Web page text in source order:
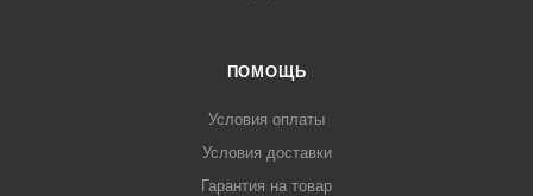
ПОМОЩЬ
Условия оплаты
Условия доставки
Гарантия на товар